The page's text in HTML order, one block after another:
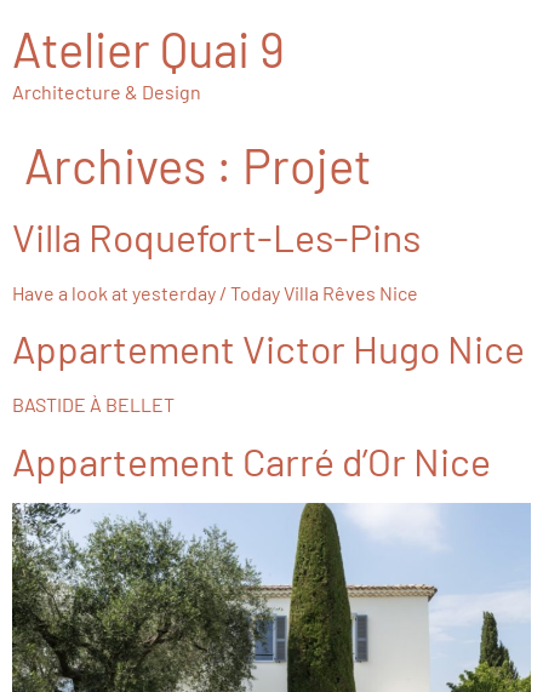
Atelier Quai 9
Architecture & Design
Archives : Projet
Villa Roquefort-Les-Pins
Have a look at yesterday / Today Villa Rêves Nice
Appartement Victor Hugo Nice
BASTIDE À BELLET
Appartement Carré d’Or Nice